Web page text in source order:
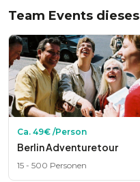
Team Events
Ca. 49€ /Person
Berlin Adventuretour
15 - 500 Personen